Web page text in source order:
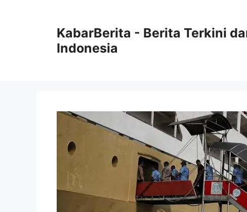
KabarBerita - Berita Terkini
Indonesia